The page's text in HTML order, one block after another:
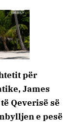
për
James
Qeverisë së
e pesë